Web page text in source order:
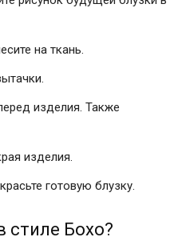
на ткань.
изделия. Также
изделия.
готовую блузку.
стиле Бохо?